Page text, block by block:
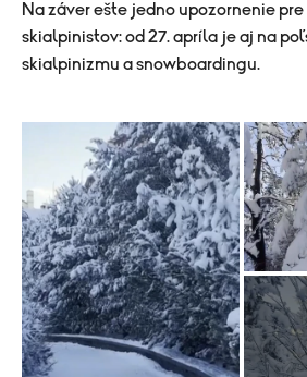
Na záver ešte jedno upozornenie
skialpinistov: od 27. apríla je aj na
skialpinizmu a snowboardingu.